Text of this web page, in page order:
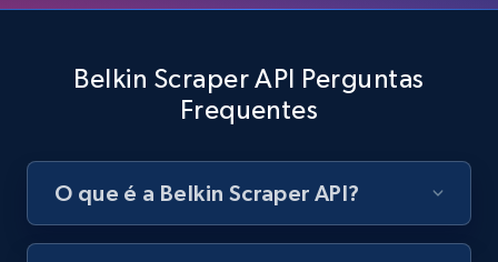
Best Buy products
Currency, Discount, Initial price, and more.
Belkin Scraper API Perguntas
Frequentes
O que é a Belkin Scraper API?